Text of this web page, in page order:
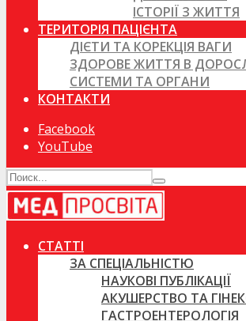
ІСТОРІЇ З ЖИТТЯ
ТЕРИТОРІЯ ПАЦІЄНТА
ДІЄТИ ТА КОРЕКЦІЯ ВАГИ
ЗДОРОВЕ ЖИТТЯ В
СИСТЕМИ ТА ОРГАНИ
КОНТАКТИ
Facebook
YouTube
СТАТТІ
ЗА СПЕЦІАЛЬНІСТЮ
НАУКОВІ ПУБЛІКАЦІЇ
АКУШЕРСТВО ТА
ГАСТРОЕНТЕРОЛОГІЯ